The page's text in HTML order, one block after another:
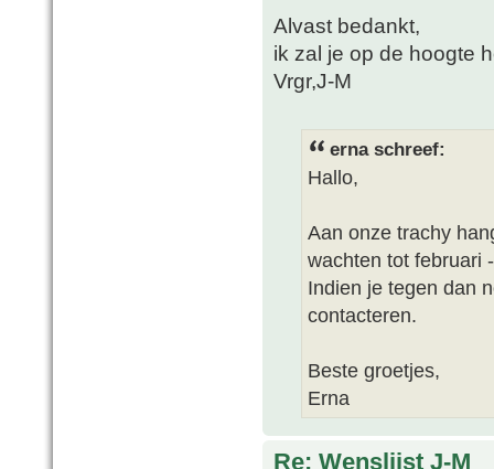
Alvast bedankt,
ik zal je op de hoogte
Vrgr,J-M
erna schreef:
Hallo,
Aan onze trachy
wachten tot februari
Indien je tegen dan
contacteren.
Beste groetjes,
Erna
Re: Wenslijst J-M